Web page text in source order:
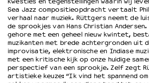
Sea Jazz compositieopdracht vertaalt
verhaal naar muziek. Rüttgers neemt de
de sprookjes van Hans Christian
gehore met een geheel nieuw kwintet,
muzikanten met brede achtergronden uit
improvisatie, elektronische en Indiase
met een kritische kijk op onze huidige
perspectief van een sprookje. Zelf zegt
artistieke keuze: “Ik vind het spannend